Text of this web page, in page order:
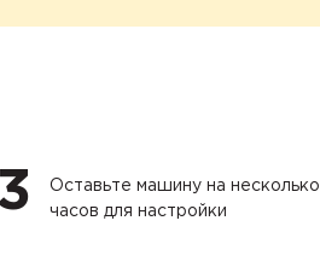
Оставьте машину на несколько
часов для настройки